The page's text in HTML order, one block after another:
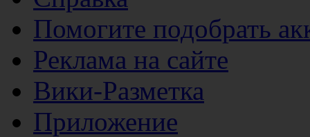
Помогите подобрать
Реклама на сайте
Вики-Разметка
Приложение